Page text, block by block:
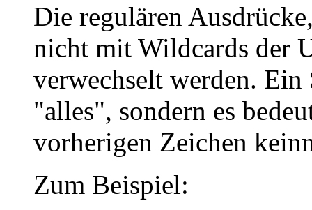
Die regulären
nicht mit Wildcards der
verwechselt werden.
"alles", sondern es
vorherigen Zeichen
Zum Beispiel: